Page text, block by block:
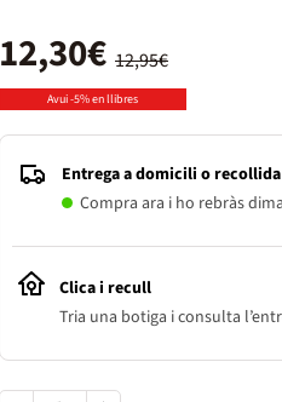
12,95€
12,30€
Avui -5% en llibres
Entrega a domicili o
Compra ara i ho rebràs
Clica i recull
Tria una botiga i consulta